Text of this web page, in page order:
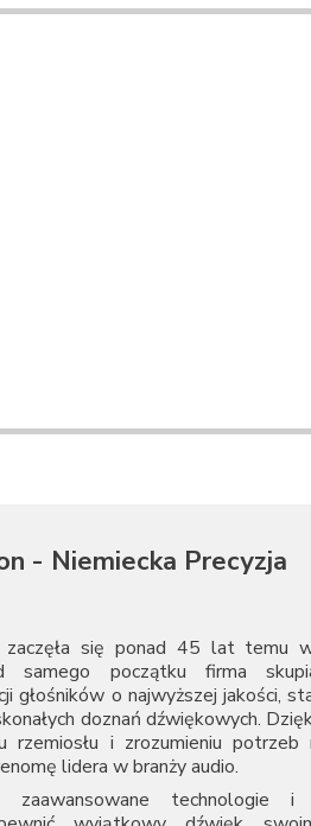
- Niemiecka Precyzja
zaczęła się ponad 45 lat temu
samego początku firma
głośników o najwyższej jakości,
doznań dźwiękowych.
rzemiosłu i zrozumieniu potrzeb
lidera w branży audio.
zaawansowane technologie i